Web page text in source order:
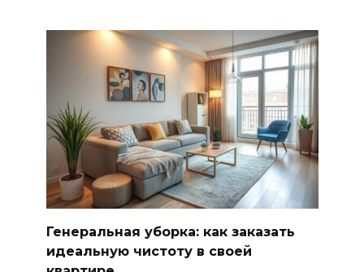
Генеральная уборка: как заказать
идеальную чистоту в своей